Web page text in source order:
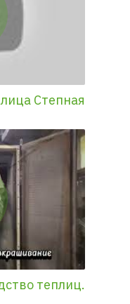
Степная
теплиц.